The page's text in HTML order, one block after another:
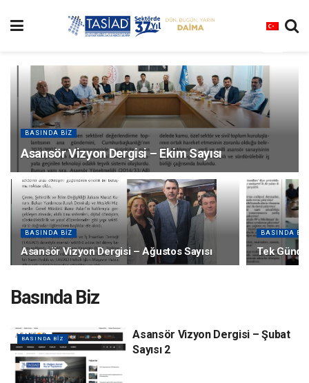
BASINDA BIZ
Asansör Vizyon Dergisi – Ekim Sayısı
BASINDA BIZ
Asansör Vizyon Dergisi – Ağustos Sayısı
BASINDA BIZ
Tek
Basında Biz
BASINDA BIZ
Asansör Vizyon Dergisi – Şubat
Sayısı 2